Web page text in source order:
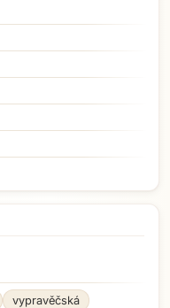
vypravěčská